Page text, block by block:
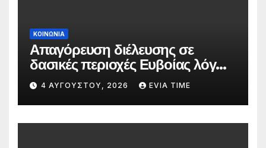
ΚΟΙΝΩΝΙΑ
Απαγόρευση διέλευσης σε
δασικές περιοχές Ευβοίας λόγω
πολύ υψηλού κινδύνου
πυρκαγιάς
4 ΑΥΓΟΎΣΤΟΥ, 2026 EVIA TIME